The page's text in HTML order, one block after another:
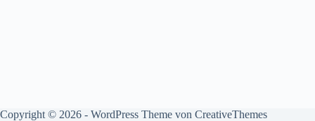
Copyright © 2026 - WordPress Theme von CreativeThemes